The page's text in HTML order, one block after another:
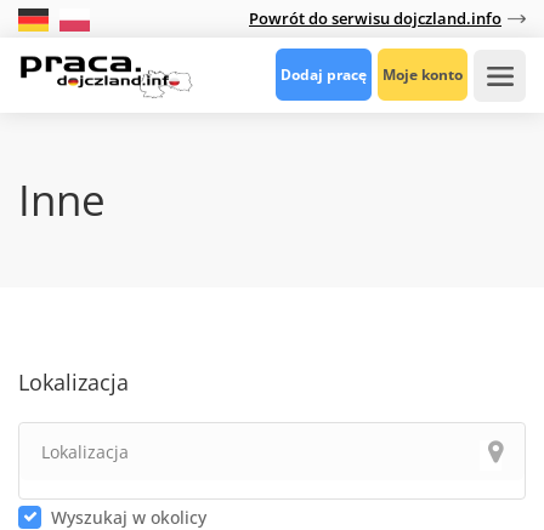
Powrót do serwisu dojczland.info
Dodaj pracę Moje konto
Inne
Lokalizacja
Wyszukaj w okolicy